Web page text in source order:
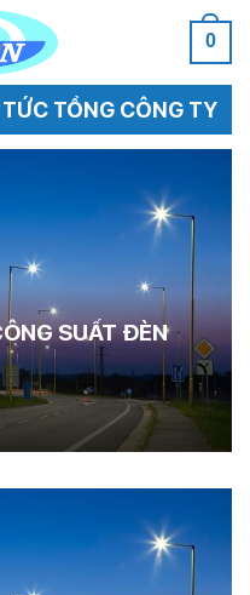
0
TỔNG CÔNG TY
SUẤT ĐÈN